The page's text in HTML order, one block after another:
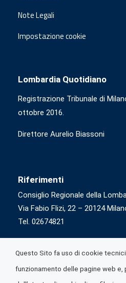
Note Legali
Impostazione cookie
Lombardia Quotidiano
Registrazione Tribunale di
ottobre 2016.
Direttore Aurelio Biassoni
Riferimenti
Consiglio Regionale della
Via Fabio Flizi, 22 – 20124
Tel. 02674821
Questo Sito fa uso di cookie
funzionamento delle pagine web